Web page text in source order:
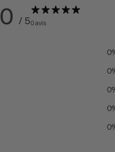
0 / 50 avis
0
0
0
0
0